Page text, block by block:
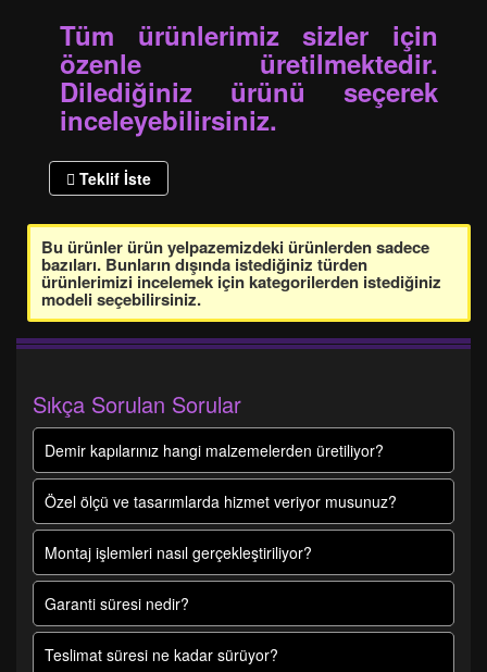
Tüm ürünlerimiz sizler için
özenle üretilmektedir.
Dilediğiniz ürünü seçerek
inceleyebilirsiniz.
Teklif İste
Bu ürünler ürün yelpazemizdeki ürünlerden sadece
bazıları. Bunların dışında istediğiniz türden
ürünlerimizi incelemek için kategorilerden istediğiniz
modeli seçebilirsiniz.
Sıkça Sorulan Sorular
Demir kapılarınız hangi malzemelerden üretiliyor?
Özel ölçü ve tasarımlarda hizmet veriyor musunuz?
Montaj işlemleri nasıl gerçekleştiriliyor?
Garanti süresi nedir?
Teslimat süresi ne kadar sürüyor?